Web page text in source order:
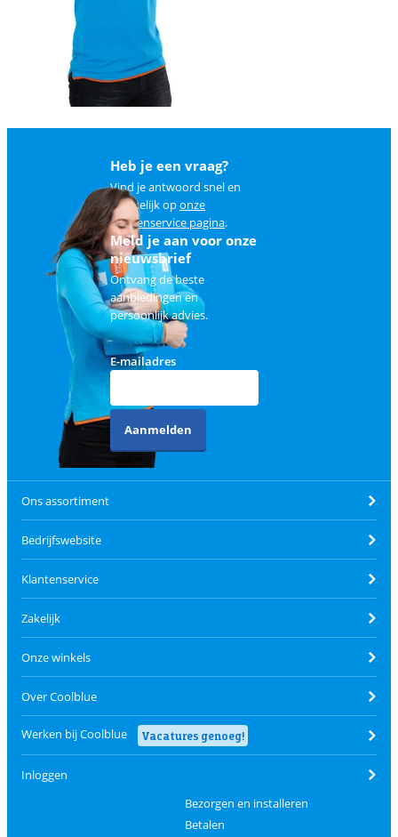
Heb je een vraag?
Vind je antwoord snel en
makkelijk oponze
klantenservice pagina.
Meld je aan voor onze
nieuwsbrief
Ontvang de beste
aanbiedingen en
persoonlijk advies.
E-mailadres
Aanmelden
Ons assortiment
Bedrijfswebsite
Klantenservice
Zakelijk
Onze winkels
Over Coolblue
Werken bij Coolblue Vacatures genoeg!
Inloggen
Bezorgen en installeren
Betalen